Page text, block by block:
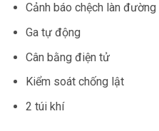
Cảnh báo chệch làn đường
Ga tự động
Cân bằng điện tử
Kiểm soát chống lật
2 túi khí